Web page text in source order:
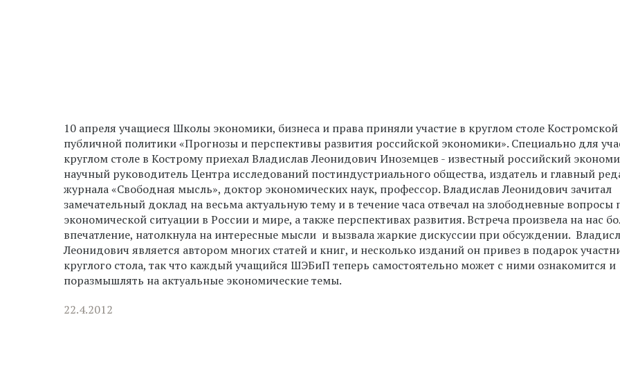
10 апреля учащиеся Школы экономики, бизнеса и права приняли участие в круглом столе
публичной политики «Прогнозы и перспективы развития российской экономики». Специально для
круглом столе в Кострому приехал Владислав Леонидович Иноземцев - известный российский
научный руководитель Центра исследований постиндустриального общества, издатель и главный
журнала «Свободная мысль», доктор экономических наук, профессор. Владислав Леонидович зачитал
замечательный доклад на весьма актуальную тему и в течение часа отвечал на злободневные вопросы
экономической ситуации в России и мире, а также перспективах развития. Встреча произвела на нас
впечатление, натолкнула на интересные мысли и вызвала жаркие дискуссии при обсуждении.
Леонидович является автором многих статей и книг, и несколько изданий он привез в подарок
круглого стола, так что каждый учащийся ШЭБиП теперь самостоятельно может с ними ознакомится и
поразмышлять на актуальные экономические темы.
22.4.2012